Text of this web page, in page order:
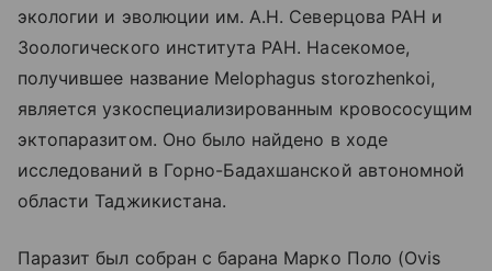
экологии и эволюции им. А.Н. Северцова РАН и
Зоологического института РАН. Насекомое,
получившее название Melophagus storozhenkoi,
является узкоспециализированным кровососущим
эктопаразитом. Оно было найдено в ходе
исследований в Горно-Бадахшанской автономной
области Таджикистана.
Паразит был собран с барана Марко Поло (Ovis